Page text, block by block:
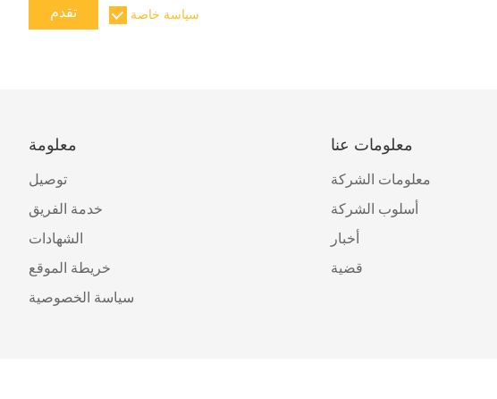
تقدم سياسة خاصة
معلومة
توصيل
خدمة الفريق
الشهادات
خريطة الموقع
سياسة الخصوصية
معلومات عنا
معلومات الشركة
أسلوب الشركة
أخبار
قضية